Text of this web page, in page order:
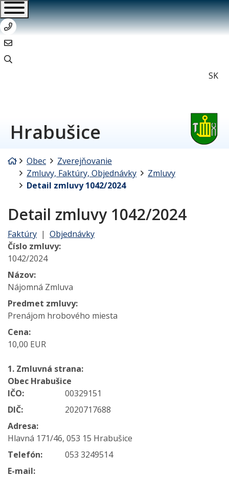
+421533249511
hrabusice@stonline.sk
SK
Hrabušice
Úvodná stránka
Obec
Zverejňovanie
Zmluvy, Faktúry, Objednávky
Zmluvy
Detail zmluvy 1042/2024
Detail zmluvy 1042/2024
Faktúry | Objednávky
Číslo zmluvy:
1042/2024
Názov:
Nájomná Zmluva
Predmet zmluvy:
Prenájom hrobového miesta
Cena:
10,00 EUR
1. Zmluvná strana:
Obec Hrabušice
IČO:
00329151
DIČ:
2020717688
Adresa:
Hlavná 171/46, 053 15 Hrabušice
Telefón:
053 3249514
E-mail: